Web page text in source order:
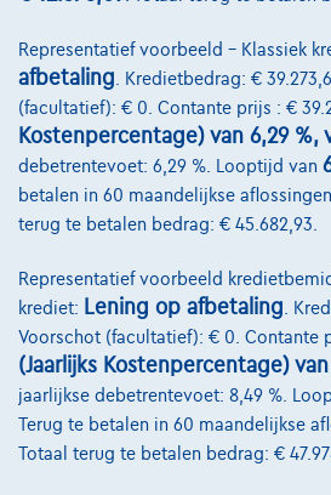
Representatief voorbeeld – Klassiek
afbetaling . Kredietbedrag: €
(facultatief): € 0. Contante prijs : €
Kostenpercentage) van 6,29 %,
debetrentevoet: 6,29 %. Looptijd van
betalen in 60 maandelijkse
terug te betalen bedrag: € 45.682,93.
Representatief voorbeeld
krediet: Lening op afbetaling .
Voorschot (facultatief): € 0. Contante
(Jaarlijks Kostenpercentage)
jaarlijkse debetrentevoet: 8,49 %.
Terug te betalen in 60 maandelijkse
Totaal terug te betalen bedrag: €